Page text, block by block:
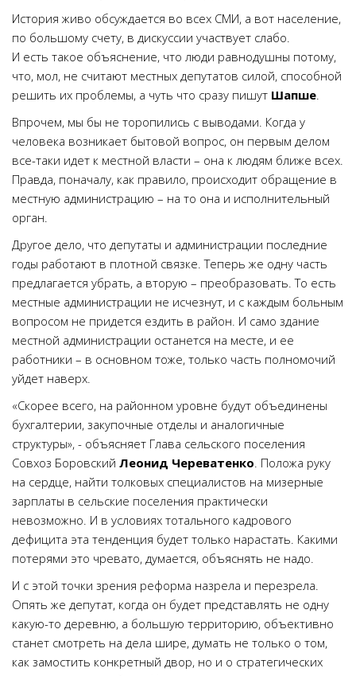
История живо обсуждается во всех СМИ, а вот население,
по большому счету, в дискуссии участвует слабо.
И есть такое объяснение, что люди равнодушны потому,
что, мол, не считают местных депутатов силой, способной
решить их проблемы, а чуть что сразу пишут Шапше.
Впрочем, мы бы не торопились с выводами. Когда у
человека возникает бытовой вопрос, он первым делом
все-таки идет к местной власти – она к людям ближе всех.
Правда, поначалу, как правило, происходит обращение в
местную администрацию – на то она и исполнительный
орган.
Другое дело, что депутаты и администрации последние
годы работают в плотной связке. Теперь же одну часть
предлагается убрать, а вторую – преобразовать. То есть
местные администрации не исчезнут, и с каждым больным
вопросом не придется ездить в район. И само здание
местной администрации останется на месте, и ее
работники – в основном тоже, только часть полномочий
уйдет наверх.
«Скорее всего, на районном уровне будут объединены
бухгалтерии, закупочные отделы и аналогичные
структуры», - объясняет Глава сельского поселения
Совхоз Боровский Леонид Череватенко. Положа руку
на сердце, найти толковых специалистов на мизерные
зарплаты в сельские поселения практически
невозможно. И в условиях тотального кадрового
дефицита эта тенденция будет только нарастать. Какими
потерями это чревато, думается, объяснять не надо.
И с этой точки зрения реформа назрела и перезрела.
Опять же депутат, когда он будет представлять не одну
какую-то деревню, а большую территорию, объективно
станет смотреть на дела шире, думать не только о том,
как замостить конкретный двор, но и о стратегических